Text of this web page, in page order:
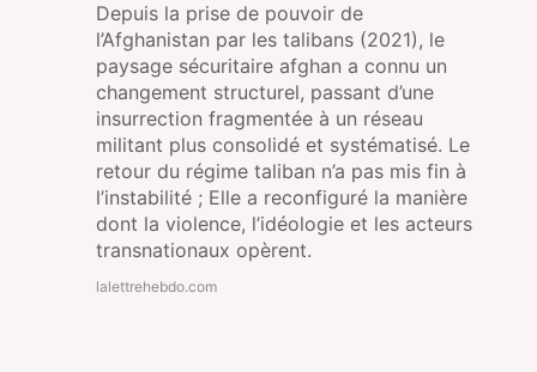
Depuis la prise de pouvoir de
l’Afghanistan par les talibans (2021), le
paysage sécuritaire afghan a connu un
changement structurel, passant d’une
insurrection fragmentée à un réseau
militant plus consolidé et systématisé. Le
retour du régime taliban n’a pas mis fin à
l’instabilité ; Elle a reconfiguré la manière
dont la violence, l’idéologie et les acteurs
transnationaux opèrent.
lalettrehebdo.com